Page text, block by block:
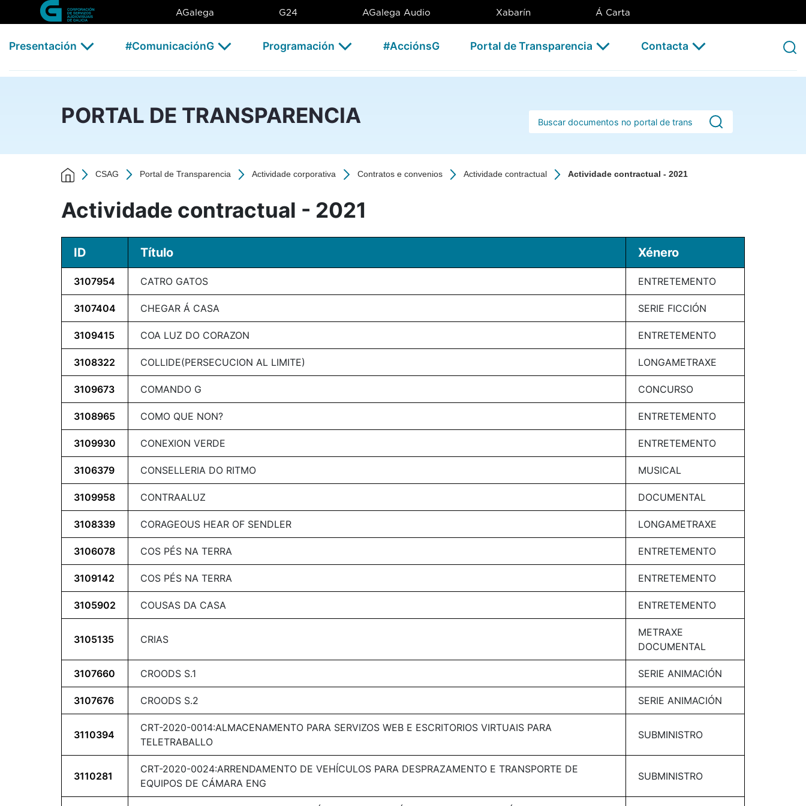
Skip to Main Content
Actividade contractual - 2021 - CSAG
AGalega G24 AGalega Audio Xabarín Á Carta
Presentación #ComunicaciónG Programación #AcciónsG Portal de Transparencia Contacta
PORTAL DE TRANSPARENCIA Barra de busca
CSAG Portal de Transparencia Actividade corporativa Contratos e convenios Actividade contractual Actividade contractual - 2021
Actividade contractual - 2021
ID Título Xénero
3107954 CATRO GATOS ENTRETEMENTO
3107404 CHEGAR Á CASA SERIE FICCIÓN
3109415 COA LUZ DO CORAZON ENTRETEMENTO
3108322 COLLIDE(PERSECUCION AL LIMITE) LONGAMETRAXE
3109673 COMANDO G CONCURSO
3108965 COMO QUE NON? ENTRETEMENTO
3109930 CONEXION VERDE ENTRETEMENTO
3106379 CONSELLERIA DO RITMO MUSICAL
3109958 CONTRAALUZ DOCUMENTAL
3108339 CORAGEOUS HEAR OF SENDLER LONGAMETRAXE
3106078 COS PÉS NA TERRA ENTRETEMENTO
3109142 COS PÉS NA TERRA ENTRETEMENTO
3105902 COUSAS DA CASA ENTRETEMENTO
3105135 CRIAS
METRAXE
DOCUMENTAL
3107660 CROODS S.1 SERIE ANIMACIÓN
3107676 CROODS S.2 SERIE ANIMACIÓN
3110394
CRT-2020-0014:ALMACENAMENTO PARA SERVIZOS WEB E ESCRITORIOS VIRTUAIS PARA
TELETRABALLO
SUBMINISTRO
3110281
CRT-2020-0024:ARRENDAMENTO DE VEHÍCULOS PARA DESPRAZAMENTO E TRANSPORTE DE
EQUIPOS DE CÁMARA ENG
SUBMINISTRO